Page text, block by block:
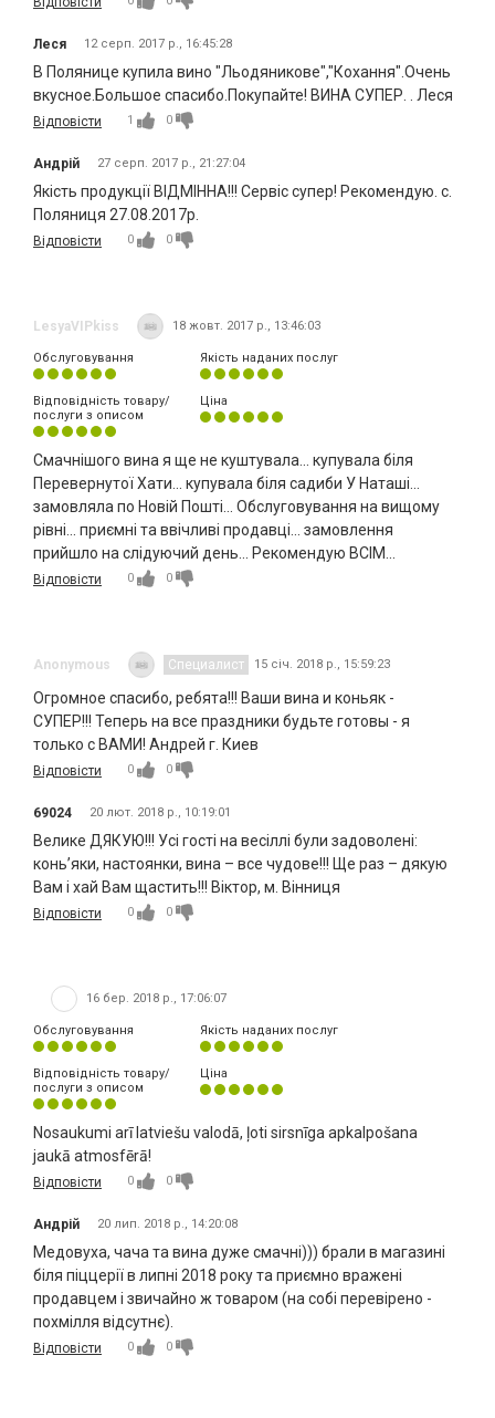
Леся 12 серп. 2017 р., 16:45:28
В Полянице купила вино "Льодяникове","Кохання".Очень
вкусное.Большое спасибо.Покупайте! ВИНА СУПЕР. . Леся
Відповісти 1 0
Андрій 27 серп. 2017 р., 21:27:04
Якість продукції ВІДМІННА!!! Сервіс супер! Рекомендую. с.
Поляниця 27.08.2017р.
Відповісти 0 0
LesyaVIPkiss 18 жовт. 2017 р., 13:46:03
Обслуговування Якість наданих послуг
Відповідність товару/
послуги з описом
Ціна
Смачнішого вина я ще не куштувала... купувала біля
Перевернутої Хати... купувала біля садиби У Наташі...
замовляла по Новій Пошті... Обслуговування на вищому
рівні... приємні та ввічливі продавці... замовлення
прийшло на слідуючий день... Рекомендую ВСІМ...
Відповісти 0 0
Anonymous Специалист 15 січ. 2018 р., 15:59:23
Огромное спасибо, ребята!!! Ваши вина и коньяк -
СУПЕР!!! Теперь на все праздники будьте готовы - я
только с ВАМИ! Андрей г. Киев
Відповісти 0 0
69024 20 лют. 2018 р., 10:19:01
Велике ДЯКУЮ!!! Усі гості на весіллі були задоволені:
конь’яки, настоянки, вина – все чудове!!! Ще раз – дякую
Вам і хай Вам щастить!!! Віктор, м. Вінниця
Відповісти 0 0
16 бер. 2018 р., 17:06:07
Обслуговування Якість наданих послуг
Відповідність товару/
послуги з описом
Ціна
Nosaukumi arī latviešu valodā, ļoti sirsnīga apkalpošana
jaukā atmosfērā!
Відповісти 0 0
Андрій 20 лип. 2018 р., 14:20:08
Медовуха, чача та вина дуже смачні))) брали в магазині
біля піццерії в липні 2018 року та приємно вражені
продавцем і звичайно ж товаром (на собі перевірено -
похмілля відсутнє).
Відповісти 0 0